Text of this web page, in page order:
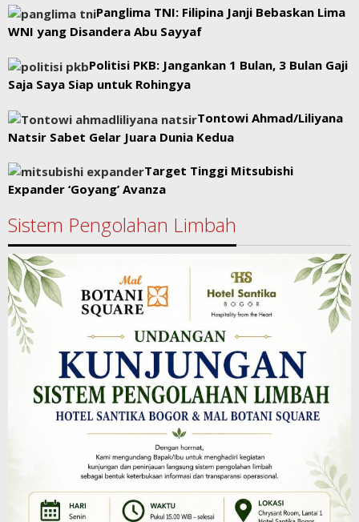
Panglima TNI: Filipina Janji Bebaskan Lima
WNI yang Disandera Abu Sayyaf
Politisi PKB: Jangankan 1 Bulan, 3 Bulan Gaji
Saja Saya Siap untuk Rohingya
Tontowi Ahmad/Liliyana
Natsir Sabet Gelar Juara Dunia Kedua
Target Tinggi Mitsubishi
Expander ‘Goyang’ Avanza
Sistem Pengolahan Limbah